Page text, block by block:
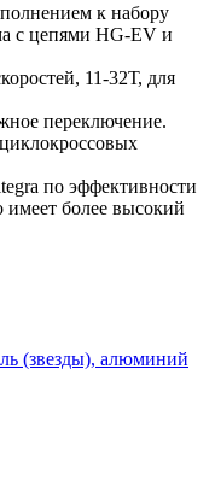
к набору
с цепями HG-EV и
11-32Т, для
переключение.
по эффективности
имеет более высокий
(звезды), алюминий